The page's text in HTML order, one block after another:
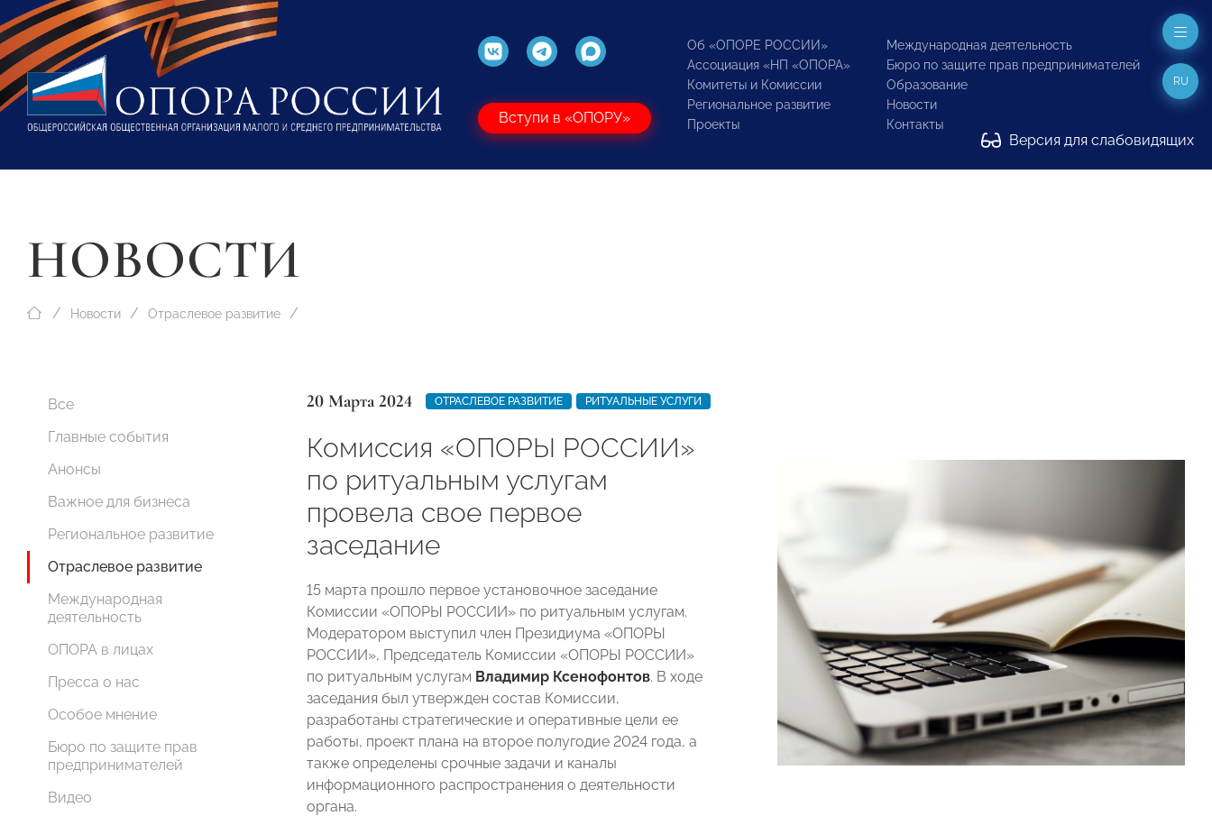
Вступи в «ОПОРУ»
Об «ОПОРЕ РОССИИ»
Ассоциация «НП «ОПОРА»
Комитеты и Комиссии
Региональное развитие
Проекты
Международная деятельность
Бюро по защите прав предпринимателей
Образование
Новости
Контакты
Версия для слабовидящих
RU
НОВОСТИ
Новости Отраслевое развитие
Все
Главные события
Анонсы
Важное для бизнеса
Региональное развитие
Отраслевое развитие
Международная
деятельность
ОПОРА в лицах
Пресса о нас
Особое мнение
Бюро по защите прав
предпринимателей
Видео
20 Марта 2024 ОТРАСЛЕВОЕ РАЗВИТИЕ РИТУАЛЬНЫЕ УСЛУГИ
Комиссия «ОПОРЫ РОССИИ»
по ритуальным услугам
провела свое первое
заседание
15 марта прошло первое установочное заседание
Комиссии «ОПОРЫ РОССИИ» по ритуальным услугам.
Модератором выступил член Президиума «ОПОРЫ
РОССИИ», Председатель Комиссии «ОПОРЫ РОССИИ»
по ритуальным услугам Владимир Ксенофонтов. В ходе
заседания был утвержден состав Комиссии,
разработаны стратегические и оперативные цели ее
работы, проект плана на второе полугодие 2024 года, а
также определены срочные задачи и каналы
информационного распространения о деятельности
органа.